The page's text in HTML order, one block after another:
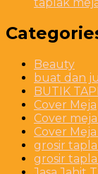
Beauty
buat dan
BUTIK
Cover Meja
Cover
Cover
grosir
grosir